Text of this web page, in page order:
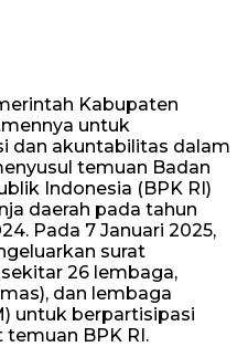
Kabupaten
untuk
dan akuntabilitas dalam
temuan Badan
Indonesia (BPK RI)
daerah pada tahun
Pada 7 Januari 2025,
surat
26 lembaga,
dan lembaga
untuk berpartisipasi
BPK RI.